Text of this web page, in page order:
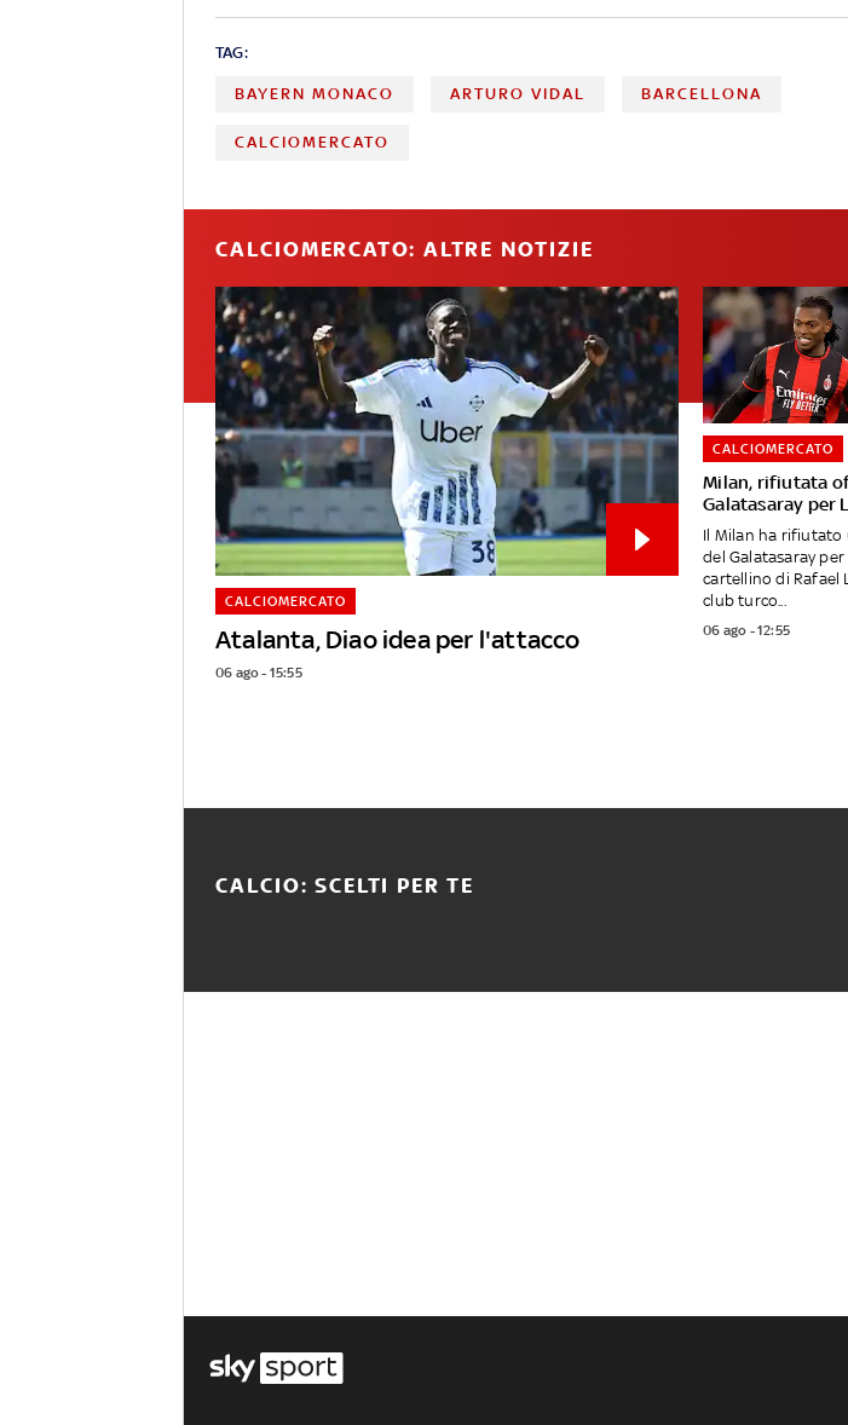
TAG:
BAYERN MONACO ARTURO VIDAL BARCELLONA
CALCIOMERCATO
CALCIOMERCATO: ALTRE NOTIZIE
Atalanta, Diao idea per l'attacco
CALCIOMERCATO
06 ago - 15:55
Milan, rifiutata
Galatasaray per
CALCIOMERCATO
Il Milan ha
del Galatasaray per
cartellino di Rafael
club turco...
06 ago - 12:55
CALCIO: SCELTI PER TE